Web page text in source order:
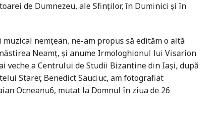
de Dumnezeu, ale Sfinților, în Duminici și în
nemțean, ne-am propus să edităm o altă
Neamț, și anume Irmologhionul lui Visarion
a Centrului de Studii Bizantine din Iași, după
Stareț Benedict Sauciuc, am fotografiat
Ocneanu6, mutat la Domnul în ziua de 26